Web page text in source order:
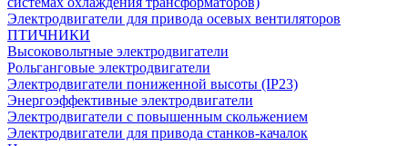
Электродвигатели для привода осевых вентиляторов
ПТИЧНИКИ
Высоковольтные электродвигатели
Рольганговые электродвигатели
Электродвигатели пониженной высоты (IP23)
Энергоэффективные электродвигатели
Электродвигатели с повышенным скольжением
Электродвигатели для привода станков-качалок